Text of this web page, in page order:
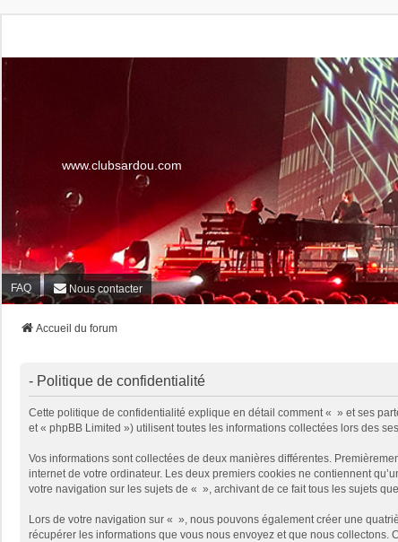
www.clubsardou.com
FAQ Nous contacter
Accueil du forum
- Politique de confidentialité
Cette politique de confidentialité explique en détail comment « » et ses
et « phpBB Limited ») utilisent toutes les informations collectées lors des
Vos informations sont collectées de deux manières différentes.
internet de votre ordinateur. Les deux premiers cookies ne contiennent
votre navigation sur les sujets de « », archivant de ce fait tous les sujets
Lors de votre navigation sur « », nous pouvons également créer une
récupérer les informations que vous nous envoyez et que nous